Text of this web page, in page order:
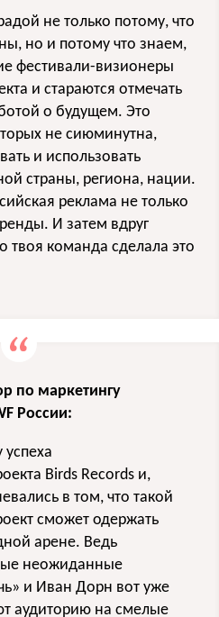
не только потому, что
но и потому что знаем,
фестивали-визионеры
и стараются отмечать
о будущем. Это
не сиюминутна,
и использовать
страны, региона, нации.
реклама не только
И затем вдруг
твоя команда сделала это
по маркетингу
России:
Birds Records и,
в том, что такой
сможет одержать
арене. Ведь
неожиданные
и Иван Дорн вот уже
аудиторию на смелые